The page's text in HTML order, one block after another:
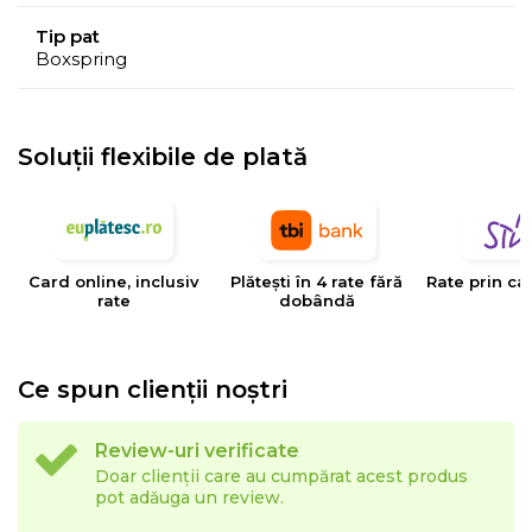
alinierecorecta si sanatoasa
Spuma Memory Mirror Form®,renumita pentru
capacitatea sa de a se mula pe forma corpului,
distribuie greutatea corporala in mod egal, reducand
Tip pat
Boxspring
Soluții flexibile de plată
Card online, inclusiv
rate
Plătești în 4 rate fără
dobândă
Rate prin
Ce spun clienții noștri
Review-uri verificate
Doar clienții care au cumpărat acest produs
pot adăuga un review.